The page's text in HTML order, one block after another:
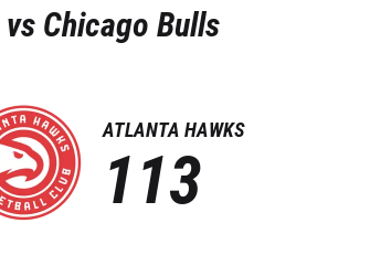
vs Chicago Bulls
ATLANTA HAWKS
113